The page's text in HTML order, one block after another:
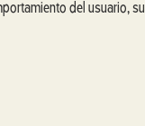
del usuario,